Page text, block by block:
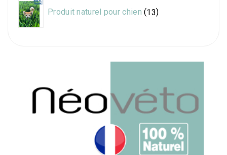
Produit naturel pour chien 13
produits